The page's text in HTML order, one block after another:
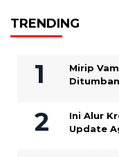
TRENDING
Mirip
Ini Alur
Update